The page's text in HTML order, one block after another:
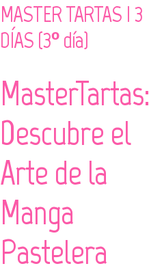
MASTER TARTAS I 3
DÍAS (3º día)
MasterTartas:
Descubre el
Arte de la
Manga
Pastelera